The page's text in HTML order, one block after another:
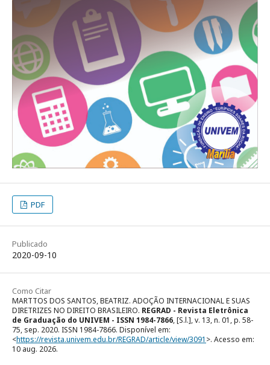
PDF
Publicado
2020-09-10
Como Citar
MARTTOS DOS SANTOS, BEATRIZ. ADOÇÃO INTERNACIONAL E SUAS
DIRETRIZES NO DIREITO BRASILEIRO. REGRAD - Revista Eletrônica
de Graduação do UNIVEM - ISSN 1984-7866, [S.l.], v. 13, n. 01, p. 58-
75, sep. 2020. ISSN 1984-7866. Disponível em:
<https://revista.univem.edu.br/REGRAD/article/view/3091 >. Acesso em:
10 aug. 2026.